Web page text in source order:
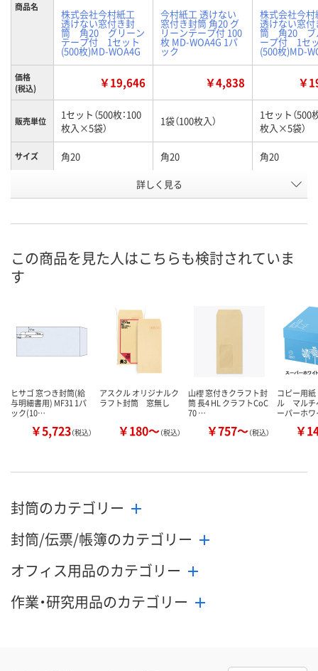
商品名
株式会社今村紙工
透けない窓付き封
筒 角20 グリーン
テープ付 1セット
(500枚)MD-WOA4G
今村紙工 透けない
窓付き封筒 角20 グ
リーンテープ付 100
枚 MD-WOA4G 1パ
ック
株式会社今村
透けない窓付
筒 角20 ブ
ープ付 1セ
(500枚)MD-
価格
(税込)
￥19,646 ￥4,838 ￥
販売単位
1セット（500枚：100
枚入×5袋）
1袋（100枚入）
1セット（500
枚入×5袋）
サイズ 角20 角20 角20
グリーン
号
お届け日
カ
詳しく見る
この商品を見た人はこちらも検討されていま
す
ヒサゴ 窓つき封筒(給
与明細書用) MF31 1パ
ック(10…
￥5,723（税込）
アスクル オリジナルク
ラフト封筒 窓無し
￥180～（税込）
山櫻 窓付きクラフト封
筒 長4 HL クラフトCoC
70 …
￥757～（税込）
コピー用
ル マルチ
ーパーホワ
￥
封筒のカテゴリー
封筒/伝票/帳簿のカテゴリー
オフィス用品のカテゴリー
作業・研究用品のカテゴリー